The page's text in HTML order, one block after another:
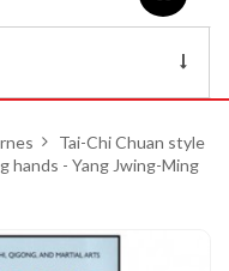
> Tai-Chi Chuan style
hands - Yang Jwing-Ming